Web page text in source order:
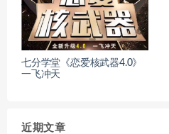
七分学堂《恋爱核武器4.0》
一飞冲天
近期文章